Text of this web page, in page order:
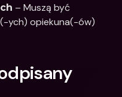
– Muszą być
ych) opiekuna(-ów)